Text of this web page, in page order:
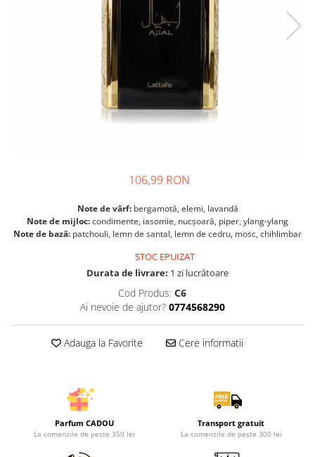
106,99 RON
Note de vârf:bergamotă, elemi, lavandă
Note de mijloc:condimente, iasomie, nucșoară, piper, ylang-ylang
Note de bază: patchouli, lemn de santal, lemn de cedru, mosc, chihlimbar
STOC EPUIZAT
Durata de livrare: 1 zi lucrătoare
Cod Produs: C6
Ai nevoie de ajutor? 0774568290
Adauga la Favorite Cere informatii
Parfum CADOU
La comenzile de peste 350 lei
Transport gratuit
La comenzile de peste 300 lei